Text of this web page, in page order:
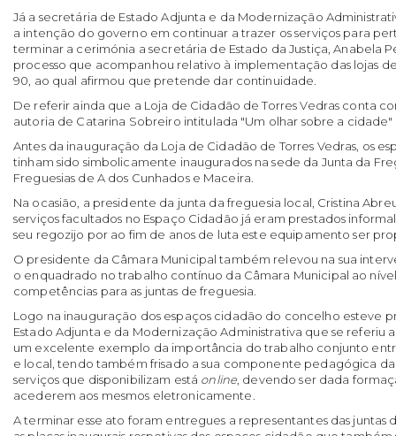
Já a secretária de Estado Adjunta e da Modernização
a intenção do governo em continuar a trazer os serviços para
terminar a cerimónia a secretária de Estado da Justiça, Anabela
processo que acompanhou relativo à implementação das lojas
90, ao qual afirmou que pretende dar continuidade.
De referir ainda que a Loja de Cidadão de Torres Vedras conta
autoria de Catarina Sobreiro intitulada "Um olhar sobre a cidade"
Antes da inauguração da Loja de Cidadão de Torres Vedras, os
tinham sido simbolicamente inaugurados na sede da Junta da
Freguesias de A dos Cunhados e Maceira.
Na ocasião, a presidente da junta da freguesia local, Cristina
serviços facultados no Espaço Cidadão já eram prestados
seu regozijo por ao fim de anos de luta este equipamento ser
O presidente da Câmara Municipal também relevou na sua
o enquadrado no trabalho contínuo da Câmara Municipal ao
competências para as juntas de freguesia.
Logo na inauguração dos espaços cidadão do concelho esteve
Estado Adjunta e da Modernização Administrativa que se referiu
um excelente exemplo da importância do trabalho conjunto
e local, tendo também frisado a sua componente pedagógica
serviços que disponibilizam está online , devendo ser dada
acederem aos mesmos eletronicamente.
A terminar esse ato foram entregues a representantes das juntas